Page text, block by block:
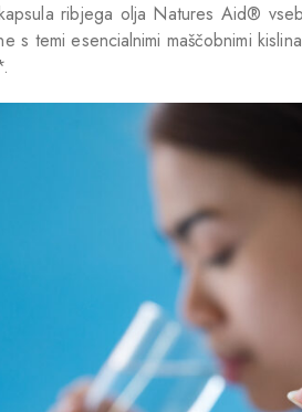
ribjega olja Natures Aid®
s temi esencialnimi maščobnimi